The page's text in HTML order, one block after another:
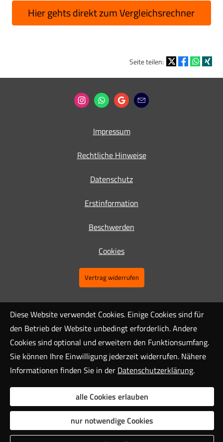
Hier gehts direkt zum Vergleichsrechner
Seite teilen:
Impressum
Rechtliche Hinweise
Datenschutz
Erstinformation
Beschwerden
Cookies
Vertrag widerrufen
Diese Website verwendet Cookies. Einige Cookies sind für
den Betrieb der Website unbedingt erforderlich. Andere
Cookies sind optional und erweitern den Funktionsumfang.
Sie können Ihre Einwilligung jederzeit widerrufen. Nähere
Informationen finden Sie in der Datenschutzerklärung.
alle Cookies erlauben
nur notwendige Cookies